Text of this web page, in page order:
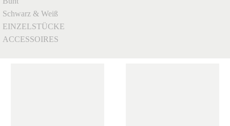
Schwarz & Weiß
EINZELSTÜCKE
ACCESSOIRES